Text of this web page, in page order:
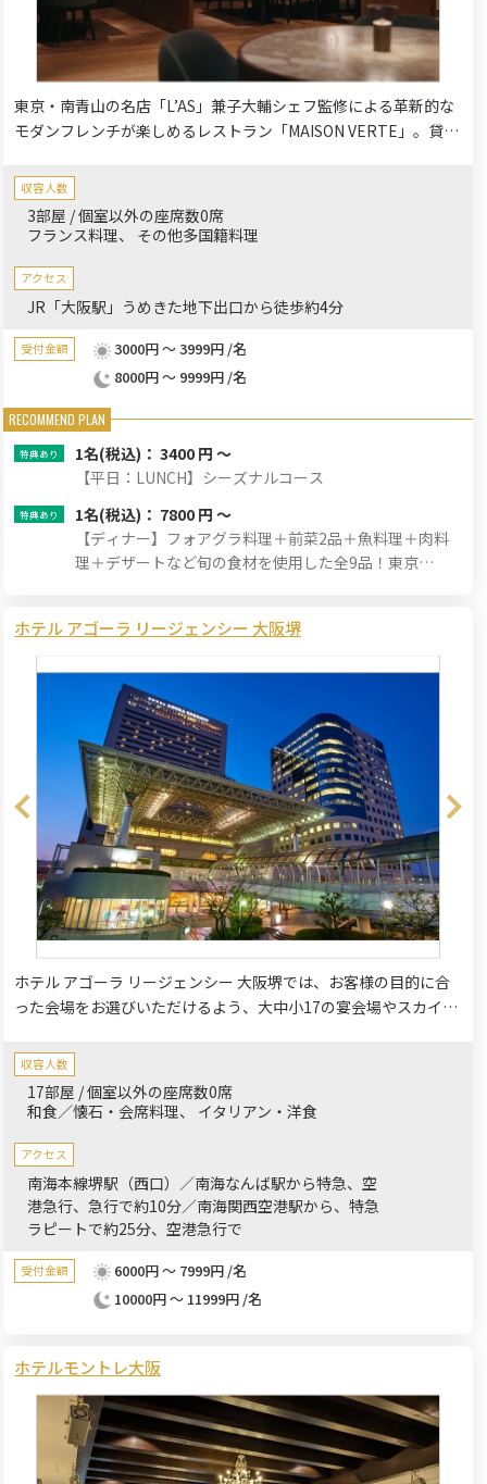
東京・南青山の名店「L’AS」兼子大輔シェフ監修による革新的な
モダンフレンチが楽しめるレストラン「MAISON VERTE」。貸切
ーティーにもご相談ください。完全個室も完備。
収容人数
3部屋 / 個室以外の座席数0席
フランス料理
その他多国籍料理
アクセス
JR「大阪駅」うめきた地下出口から徒歩約4分
受付金額
3000円 ～ 3999円 /名
8000円 ～ 9999円 /名
1名(税込)： 3400 円 ～
【平日：LUNCH】シーズナルコース
1名(税込)： 7800 円 ～
【ディナー】フォアグラ料理＋前菜2品＋魚料理＋肉料
理＋デザートなど旬の食材を使用した全9品！東京
ホテル アゴーラ リージェンシー 大阪堺
ホテル アゴーラ リージェンシー 大阪堺では、お客様の目的に合
った会場をお選びいただけるよう、大中小17の宴会場やスカイバ
族一同でのご宴会にもご利用いただけます。顔合わせ、長寿のお
祝いなどのお誕生日祝いなど、シーンに応じておもてなしいたし
ます。
収容人数
17部屋 / 個室以外の座席数0席
和食／懐石・会席料理
イタリアン・洋食
アクセス
南海本線堺駅（西口）／南海なんば駅から特急、空
港急行、急行で約10分／南海関西空港駅から、特急
ラピートで約25分、空港急行で
受付金額
6000円 ～ 7999円 /名
10000円 ～ 11999円 /名
ホテルモントレ大阪